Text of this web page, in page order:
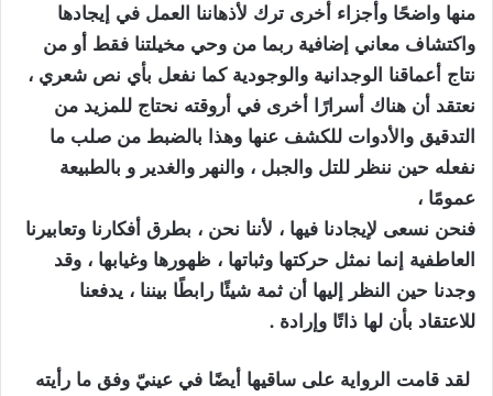
منها واضحًا وأجزاء أخرى ترك لأذهاننا العمل في إيجادها
واكتشاف معاني إضافية ربما من وحي مخيلتنا فقط أو من
نتاج أعماقنا الوجدانية والوجودية كما نفعل بأي نص شعري ،
نعتقد أن هناك أسرارًا أخرى في أروقته نحتاج للمزيد من
التدقيق والأدوات للكشف عنها وهذا بالضبط من صلب ما
نفعله حين ننظر للتل والجبل ، والنهر والغدير و بالطبيعة
عمومًا ،
فنحن نسعى لإيجادنا فيها ، لأننا نحن ، بطرق أفكارنا وتعابيرنا
العاطفية إنما نمثل حركتها وثباتها ، ظهورها وغيابها ، وقد
وجدنا حين النظر إليها أن ثمة شيئًا رابطًا بيننا ، يدفعنا
للاعتقاد بأن لها ذاتًا وإرادة .
لقد قامت الرواية على ساقيها أيضًا في عينيّ وفق ما رأيته